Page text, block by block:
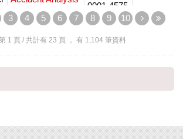
and Prevention
0001-4575
Information
3 4 5 6 7 8 9 10
1 頁 / 共計有 23 頁 ， 有 1,104筆資料